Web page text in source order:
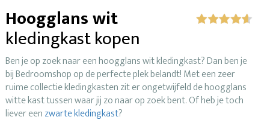
Hoogglans wit
kledingkast kopen
Ben je op zoek naar een hoogglans wit kledingkast? Dan ben je
bij Bedroomshop op de perfecte plek belandt! Met een zeer
ruime collectie kledingkasten zit er ongetwijfeld de hoogglans
witte kast tussen waar jij zo naar op zoek bent. Of heb je toch
liever eenzwarte kledingkast?